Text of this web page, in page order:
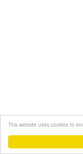
This website uses cookies to